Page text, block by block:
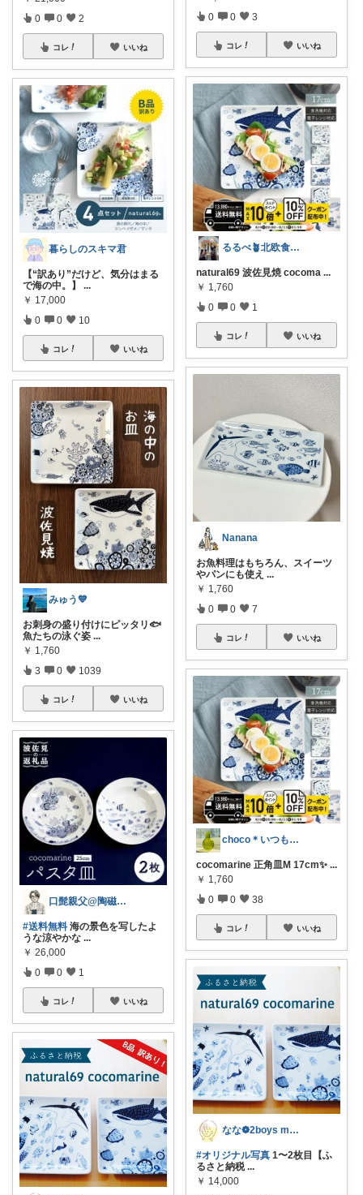
0 0 2
コレ いいね
暮らしのスキマ君
【“訳あり”だけど、気分はまる
で海の中。】
...
￥ 17,000
0 0 10
コレ いいね
みゅう💙
お刺身の盛り付けにピッタリ🐟
魚たちの泳ぐ姿 ...
￥ 1,760
3 0 1039
コレ いいね
口髭親父@陶磁器やインテリア雑貨好き
#送料無料 海の景色を写したよ
うな涼やかな ...
￥ 26,000
0 0 1
コレ いいね
0 0 3
コレ いいね
るるべ🪴北欧食器🍽️・雑貨🌷
natural69 波佐見焼 cocoma ...
￥ 1,760
0 0 1
コレ いいね
Nanana
お魚料理はもちろん、スイーツ
やパンにも使え ...
￥ 1,760
0 0 7
コレ いいね
choco＊いつもありがとうございます♡
cocomarine 正角皿M 17cm✨ ...
￥ 1,760
0 0 38
コレ いいね
なな❁2boys mom
#オリジナル写真 1〜2枚目【ふ
るさと納税 ...
￥ 14,000